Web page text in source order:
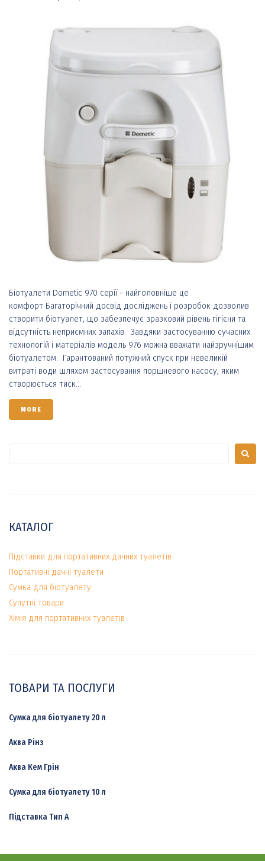
Біотуалети Dometic 970 серії - найголовніше це
комфорт Багаторічний досвід досліджень і розробок дозволив
створити біотуалет, що забезпечує зразковий рівень гігієни та
відсутність неприємних запахів. Завдяки застосуванню сучасних
технологій і матеріалів модель 976 можна вважати найзручнішим
біотуалетом. Гарантований потужний спуск при невеликій
витраті води шляхом застосування поршневого насосу, яким
створюється тиск...
MORE
КАТАЛОГ
Підставки для портативних дачних туалетів
Портативні дачні туалети
Сумка для біотуалету
Супутні товари
Хімія для портативних туалетів
ТОВАРИ ТА ПОСЛУГИ
Сумка для біотуалету 20 л
Аква Рінз
Аква Кем Грін
Сумка для біотуалету 10 л
Підставка Тип А